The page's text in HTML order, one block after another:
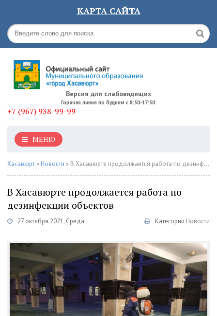
КАРТА САЙТА
Версия для слабовидящих
Горячая линия по будням с 8:30-17:30:
+7 (967) 938-99-99
МЕНЮ
Хасавюрт » Новости » В Хасавюрте продолжается работа по дезинфекции объектов
В Хасавюрте продолжается работа по
дезинфекции объектов
27 октября 2021, Среда Категории Новости